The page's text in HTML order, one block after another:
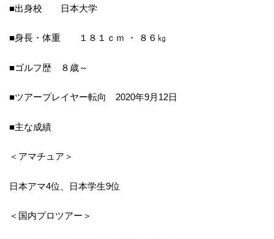
■出身校 日本大学
■身長・体重 １８１ｃｍ ・ ８６㎏
■ゴルフ歴 ８歳～
■ツアープレイヤー転向 2020年9月12日
■主な成績
＜アマチュア＞
日本アマ4位、日本学生9位
＜国内プロツアー＞